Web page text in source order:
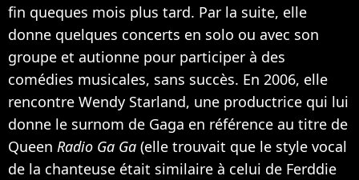
fin queques mois plus tard. Par la suite, elle
donne quelques concerts en solo ou avec son
groupe et autionne pour participer à des
comédies musicales, sans succès. En 2006, elle
rencontre Wendy Starland, une productrice qui lui
donne le surnom de Gaga en référence au titre de
Queen Radio Ga Ga (elle trouvait que le style vocal
de la chanteuse était similaire à celui de Ferddie